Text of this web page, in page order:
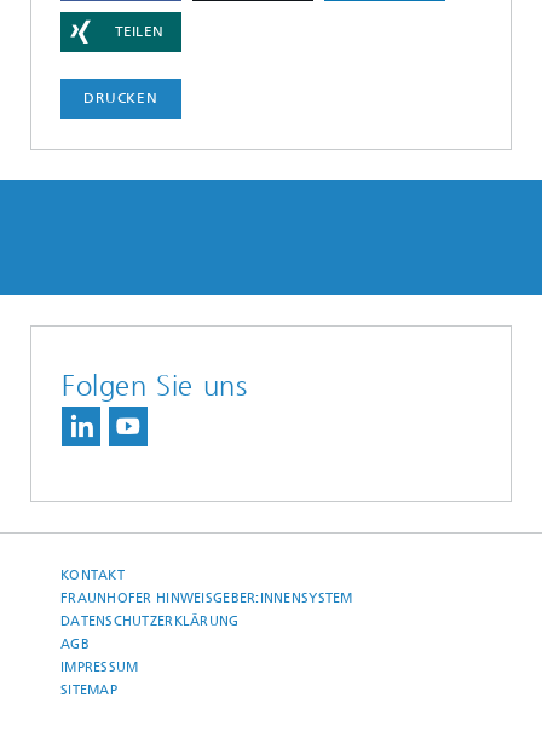
TEILEN
DRUCKEN
Folgen Sie uns
KONTAKT
FRAUNHOFER HINWEISGEBER:INNENSYSTEM
DATENSCHUTZERKLÄRUNG
AGB
IMPRESSUM
SITEMAP